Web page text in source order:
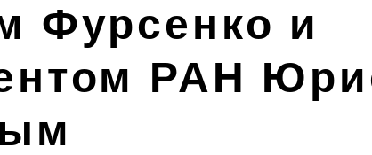
Фурсенко и
РАН